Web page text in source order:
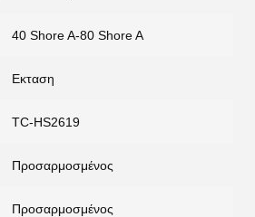
40 Shore A-80 Shore A
Εκταση
TC-HS2619
Προσαρμοσμένος
Προσαρμοσμένος